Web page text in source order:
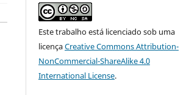
Este trabalho está licenciado sob uma
licençaCreative Commons Attribution-
NonCommercial-ShareAlike 4.0
International License.